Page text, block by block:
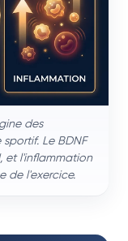
des
Le BDNF
et l'inflammation
de l'exercice.